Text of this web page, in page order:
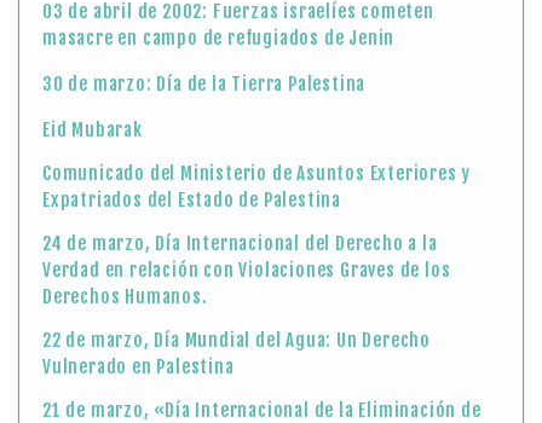
03 de abril de 2002: Fuerzas israelíes cometen
masacre en campo de refugiados de Jenin
30 de marzo: Día de la Tierra Palestina
Eid Mubarak
Comunicado del Ministerio de Asuntos Exteriores y
Expatriados del Estado de Palestina
24 de marzo, Día Internacional del Derecho a la
Verdad en relación con Violaciones Graves de los
Derechos Humanos.
22 de marzo, Día Mundial del Agua: Un Derecho
Vulnerado en Palestina
21 de marzo, «Día Internacional de la Eliminación de